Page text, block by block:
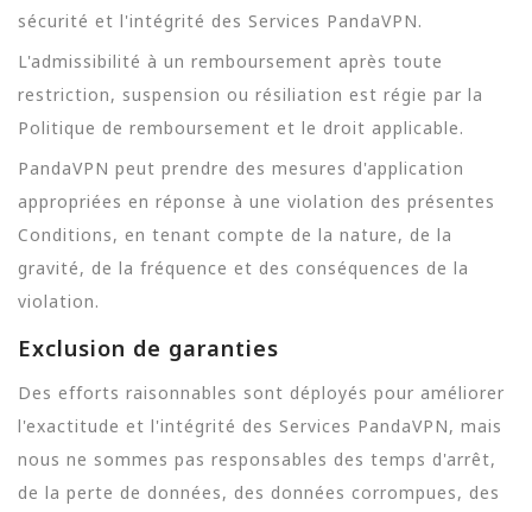
sécurité et l'intégrité des Services PandaVPN.
L'admissibilité à un remboursement après toute
restriction, suspension ou résiliation est régie par la
Politique de remboursement et le droit applicable.
PandaVPN peut prendre des mesures d'application
appropriées en réponse à une violation des présentes
Conditions, en tenant compte de la nature, de la
gravité, de la fréquence et des conséquences de la
violation.
Exclusion de garanties
Des efforts raisonnables sont déployés pour améliorer
l'exactitude et l'intégrité des Services PandaVPN, mais
nous ne sommes pas responsables des temps d'arrêt,
de la perte de données, des données corrompues, des